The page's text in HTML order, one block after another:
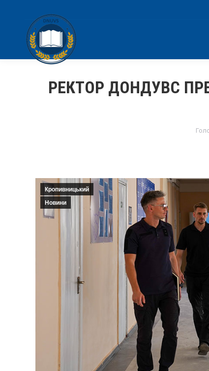
РЕКТОР ДОНДУВС
Кропивницький
Новини